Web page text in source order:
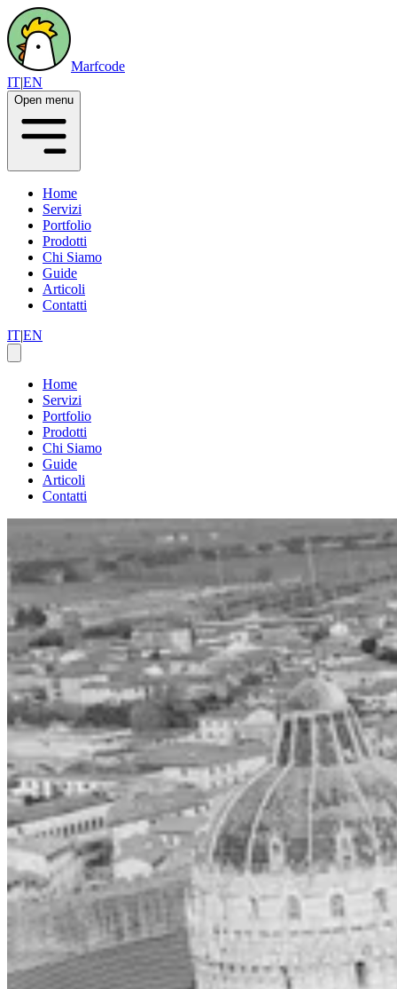
Marfcode
IT|EN
Open menu
Home
Servizi
Portfolio
Prodotti
Chi Siamo
Guide
Articoli
Contatti
IT|EN
Home
Servizi
Portfolio
Prodotti
Chi Siamo
Guide
Articoli
Contatti